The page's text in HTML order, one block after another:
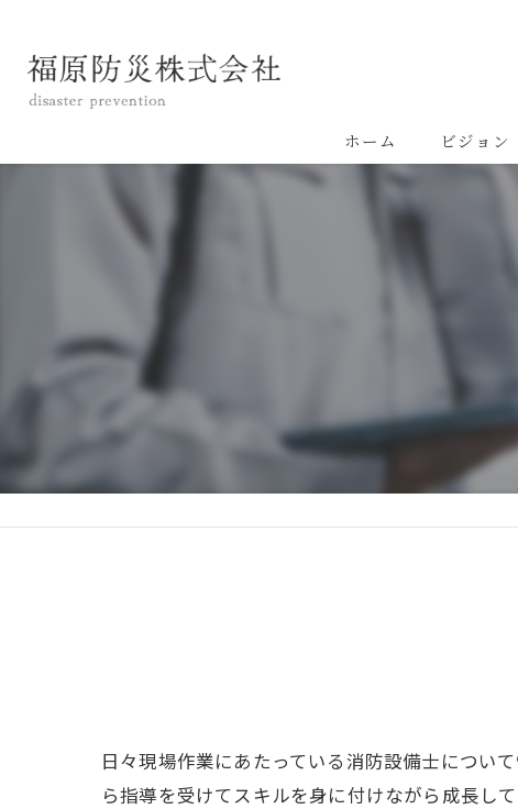
ホーム ビジョン
日々現場作業にあたっている消防設備士につい
ら指導を受けてスキルを身に付けながら成長し